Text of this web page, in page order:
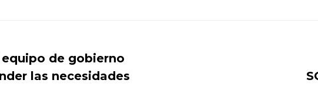
de gobierno
las necesidades